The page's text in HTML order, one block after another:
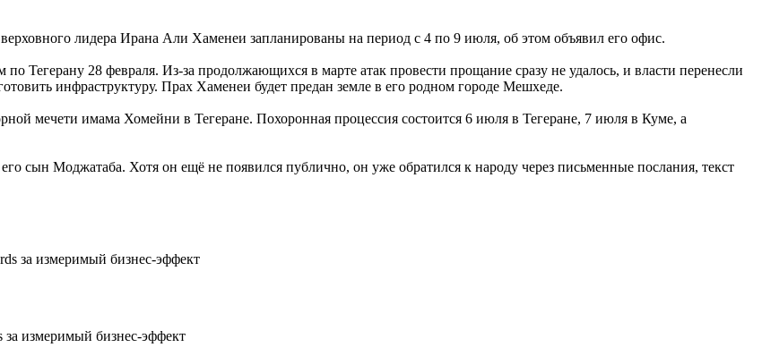
лидера Ирана Али Хаменеи запланированы на период с 4 по 9 июля, об этом объявил его офис.
Тегерану 28 февраля. Из-за продолжающихся в марте атак провести прощание сразу не удалось, и власти перенесли
инфраструктуру. Прах Хаменеи будет предан земле в его родном городе Мешхеде.
мечети имама Хомейни в Тегеране. Похоронная процессия состоится 6 июля в Тегеране, 7 июля в Куме, а
сын Моджатаба. Хотя он ещё не появился публично, он уже обратился к народу через письменные послания, текст
измеримый бизнес-эффект